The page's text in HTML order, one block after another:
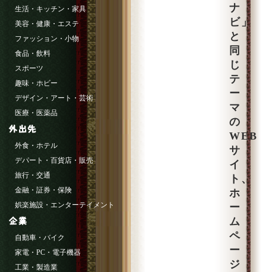
ナ
ビ」
と
同
じ
テ
ー
マ
の
WEB
サ
イ
ト、
ホ
ー
ム
ペ
ー
ジ
生活・キッチン・家具
美容・健康・エステ
ファッション・小物
食品・飲料
スポーツ
趣味・ホビー
デザイン・アート・芸術
医療・医薬品
外食・ホテル
デパート・百貨店・販売
旅行・交通
金融・証券・保険
娯楽施設・エンターテイメント
自動車・バイク
家電・PC・電子機器
工業・製造業